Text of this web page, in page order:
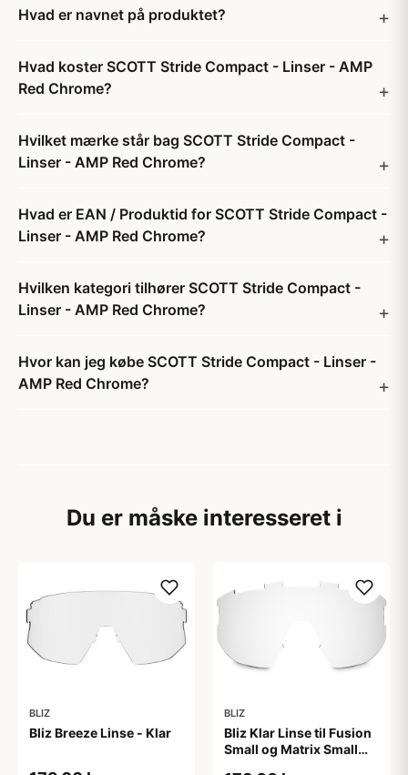
Hvad er navnet på produktet?
Hvad koster SCOTT Stride Compact - Linser - AMP
Red Chrome?
Hvilket mærke står bag SCOTT Stride Compact -
Linser - AMP Red Chrome?
Hvad er EAN / Produktid for SCOTT Stride Compact -
Linser - AMP Red Chrome?
Hvilken kategori tilhører SCOTT Stride Compact -
Linser - AMP Red Chrome?
Hvor kan jeg købe SCOTT Stride Compact - Linser -
AMP Red Chrome?
Du er måske interesseret i
BLIZ
Bliz Breeze Linse - Klar
BLIZ
Bliz Klar Linse til Fusion
Small og Matrix Small